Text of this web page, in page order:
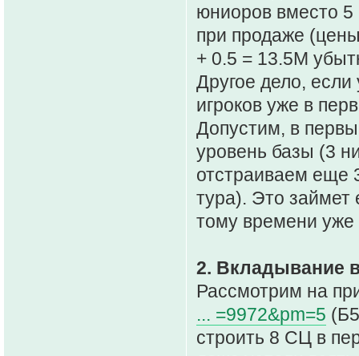
юниоров вместо 5
при продаже
+ 0.5 = 13.5М
Другое дело, если
игроков уже в
Допустим, в
уровень базы (3
отстраиваем еще
тура). Это
тому времени уже
2. Вкладывание
Рассмотрим на
... =9972&pm=5
строить 8 СЦ в